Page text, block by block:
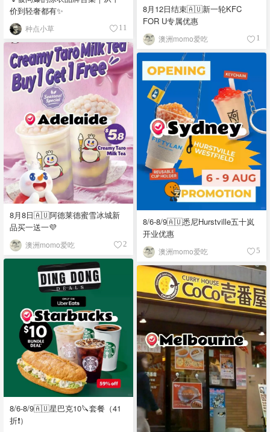
价到轻奢都有✨
种点小草 11
8月12日结束🇦🇺新一轮KFC
FOR U专属优惠
澳洲momo爱吃 1
8月8日🇦🇺阿德莱德蜜雪冰城新
品买一送一💜
澳洲momo爱吃 2
8/6-8/9🇦🇺悉尼Hurstville五十岚
开业优惠
澳洲momo爱吃 5
8/6-8/9🇦🇺星巴克10🔪套餐（41
折❗）